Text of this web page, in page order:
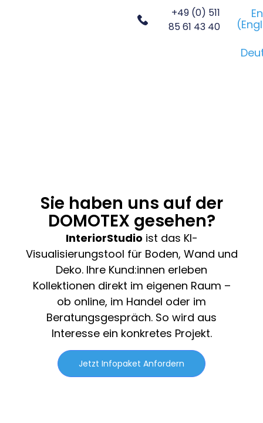
(
+49 (0) 511
85 61 43 40
Sie haben uns auf der
DOMOTEX gesehen?
InteriorStudio ist das KI-
Visualisierungstool für Boden, Wand und
Deko. Ihre Kund:innen erleben
Kollektionen direkt im eigenen Raum –
ob online, im Handel oder im
Beratungsgespräch. So wird aus
Interesse ein konkretes Projekt.
Jetzt Infopaket Anfordern